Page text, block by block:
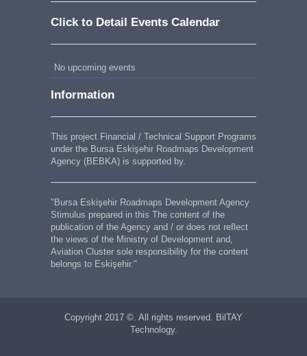
Click to Detail Events Calendar
No upcoming events
Information
This project Financial / Technical Support Programs
under the Bursa Eskişehir Roadmaps Development
Agency (BEBKA) is supported by.
"Bursa Eskişehir Roadmaps Development Agency
Stimulus prepared in this The content of the
publication of the Agency and / or does not reflect
the views of the Ministry of Development and,
Aviation Cluster sole responsibility for the content
belongs to Eskişehir."
Copyright 2017 ©. All rights reserved. BilTAY
Technology.